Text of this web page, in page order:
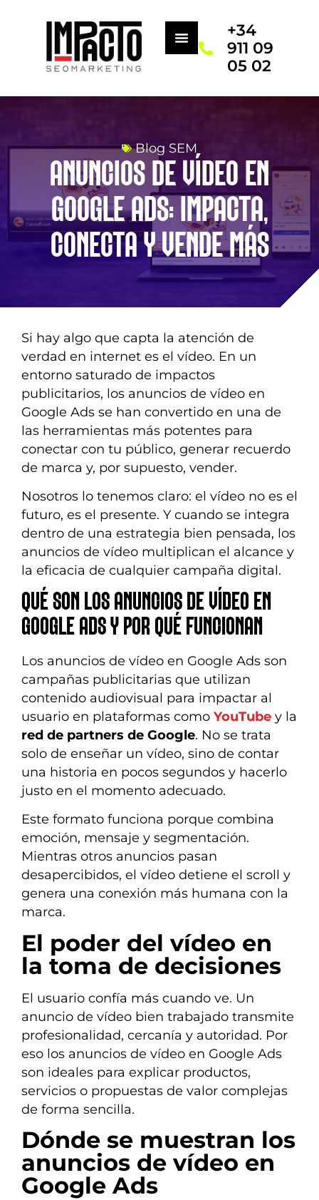
+34
911 09
05 02
Blog SEM
ANUNCIOS DE VÍDEO EN
GOOGLE ADS: IMPACTA,
CONECTA Y VENDE MÁS
Si hay algo que capta la atención de
verdad en internet es el vídeo. En un
entorno saturado de impactos
publicitarios, los anuncios de vídeo en
Google Ads se han convertido en una de
las herramientas más potentes para
conectar con tu público, generar recuerdo
de marca y, por supuesto, vender.
Nosotros lo tenemos claro: el vídeo no es el
futuro, es el presente. Y cuando se integra
dentro de una estrategia bien pensada, los
anuncios de vídeo multiplican el alcance y
la eficacia de cualquier campaña digital.
QUÉ SON LOS ANUNCIOS DE VÍDEO EN
GOOGLE ADS Y POR QUÉ FUNCIONAN
Los anuncios de vídeo en Google Ads son
campañas publicitarias que utilizan
contenido audiovisual para impactar al
usuario en plataformas como YouTube y la
red de partners de Google. No se trata
solo de enseñar un vídeo, sino de contar
una historia en pocos segundos y hacerlo
justo en el momento adecuado.
Este formato funciona porque combina
emoción, mensaje y segmentación.
Mientras otros anuncios pasan
desapercibidos, el vídeo detiene el scroll y
genera una conexión más humana con la
marca.
El poder del vídeo en
la toma de decisiones
El usuario confía más cuando ve. Un
anuncio de vídeo bien trabajado transmite
profesionalidad, cercanía y autoridad. Por
eso los anuncios de vídeo en Google Ads
son ideales para explicar productos,
servicios o propuestas de valor complejas
de forma sencilla.
Dónde se muestran los
anuncios de vídeo en
Google Ads